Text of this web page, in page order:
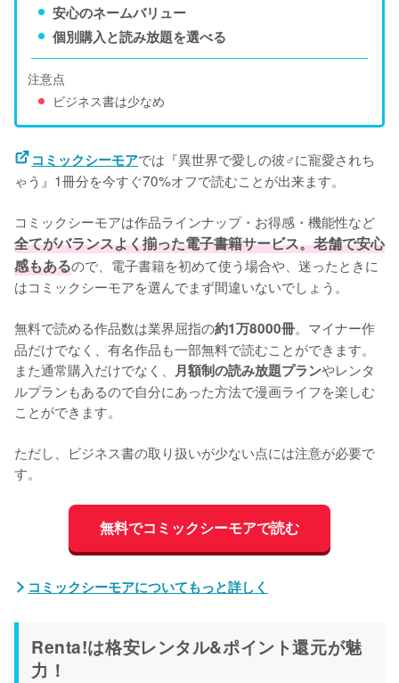
安心のネームバリュー
個別購入と読み放題を選べる
注意点
ビジネス書は少なめ
コミックシーモアでは『異世界で愛しの彼♂に寵愛されち
ゃう』1冊分を今すぐ70%オフで読むことが出来ます。
コミックシーモアは作品ラインナップ・お得感・機能性など
全てがバランスよく揃った電子書籍サービス。老舗で安心
感もあるので、電子書籍を初めて使う場合や、迷ったときに
はコミックシーモアを選んでまず間違いないでしょう。
無料で読める作品数は業界屈指の約1万8000冊。マイナー作
品だけでなく、有名作品も一部無料で読むことができます。
また通常購入だけでなく、 月額制の読み放題プランやレンタ
ルプランもあるので自分にあった方法で漫画ライフを楽しむ
ことができます。
ただし、ビジネス書の取り扱いが少ない点には注意が必要で
す。
無料でコミックシーモアで読む
コミックシーモアについてもっと詳しく
Renta!は格安レンタル&ポイント還元が魅
力！